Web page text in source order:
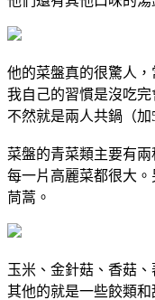
他的菜盤真的很驚人
我自己的習慣是沒吃完
不然就是兩人共鍋（加
菜盤的青菜類主要有兩
每一片高麗菜都很大
茼蒿。
玉米、金針菇、香菇
其他的就是一些餃類和